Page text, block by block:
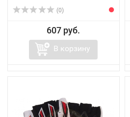
(0)
607 руб.
В корзину